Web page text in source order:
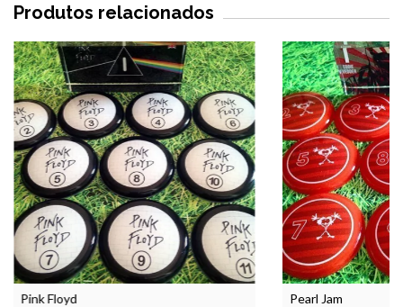
Produtos relacionados
Pink Floyd Pearl Jam